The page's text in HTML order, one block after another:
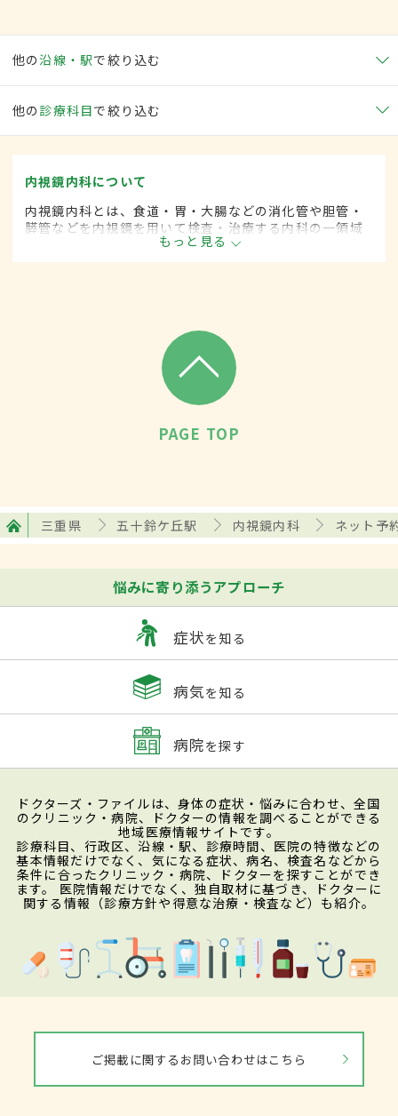
他の沿線・駅で絞り込む
他の 診療科目で絞り込む
内視鏡内科について
内視鏡内科とは、食道・胃・大腸などの消化管や胆管・
膵管などを内視鏡を用いて検査・治療する内科の一領域
もっと見る
PAGE TOP
三重県 五十鈴ケ丘駅 内視鏡内科 ネット予
悩みに寄り添うアプローチ
症状を知る
病気を知る
病院を探す
ドクターズ・ファイルは、身体の症状・悩みに合わせ、全国
のクリニック・病院、ドクターの情報を調べることができる
地域医療情報サイトです。
診療科目、行政区、沿線・駅、診療時間、医院の特徴などの
基本情報だけでなく、気になる症状、病名、検査名などから
条件に合ったクリニック・病院、ドクターを探すことができ
ます。 医院情報だけでなく、独自取材に基づき、ドクターに
関する情報（診療方針や得意な治療・検査など）も紹介。
ご掲載に関するお問い合わせはこちら